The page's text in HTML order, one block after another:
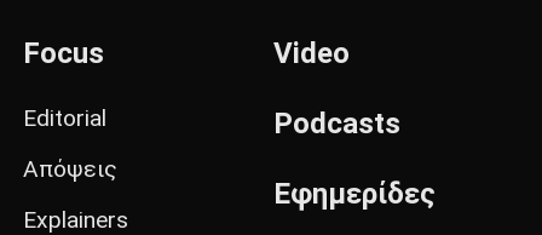
Focus
Editorial
Απόψεις
Explainers
Video
Podcasts
Εφημερίδες